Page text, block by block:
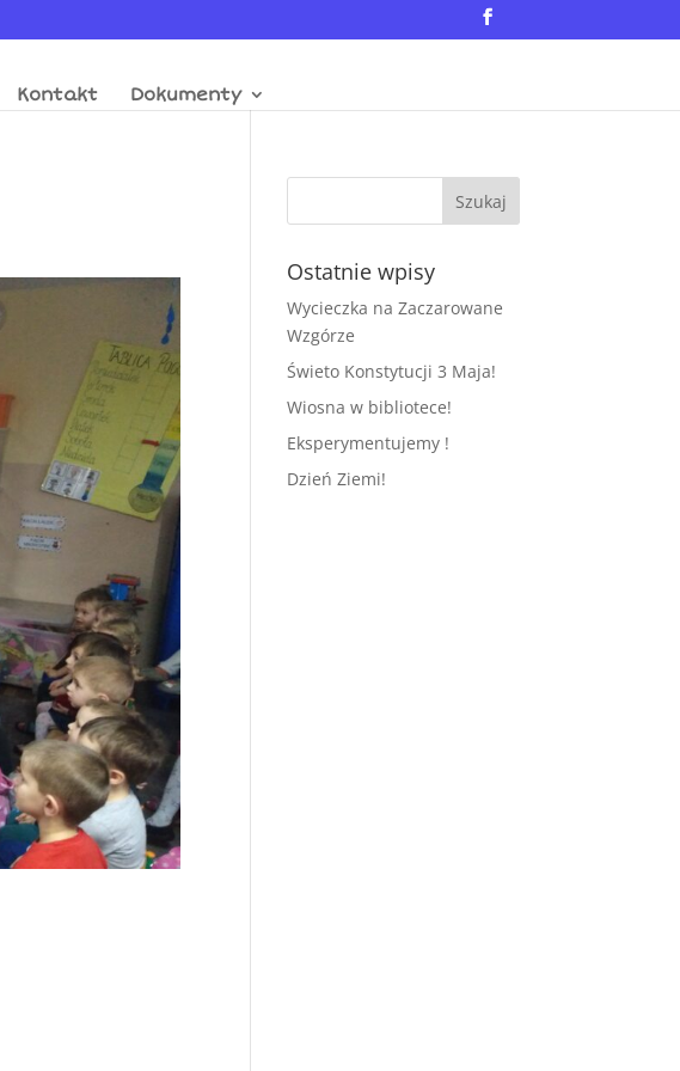
Kontakt Dokumenty
Ostatnie wpisy
Wycieczka na Zaczarowane
Wzgórze
Świeto Konstytucji 3 Maja!
Wiosna w bibliotece!
Eksperymentujemy !
Dzień Ziemi!